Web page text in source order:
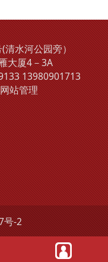
清水河公园旁）
大厦4－3A
13980901713
网站管理
号-2